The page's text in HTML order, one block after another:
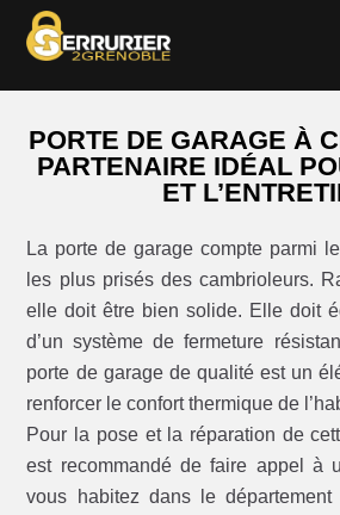
PORTE DE GARAGE À
PARTENAIRE IDÉAL
ET
La porte de garage compte parmi
les plus prisés des cambrioleurs.
elle doit être bien solide. Elle doit
d’un système de fermeture
porte de garage de qualité est un
renforcer le confort thermique de
Pour la pose et la réparation de
est recommandé de faire appel à
vous habitez dans le département